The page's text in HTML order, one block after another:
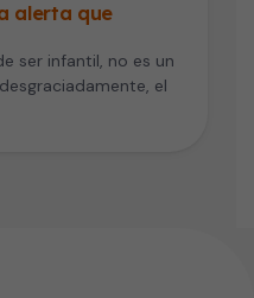
alerta que
ser infantil, no es un
el